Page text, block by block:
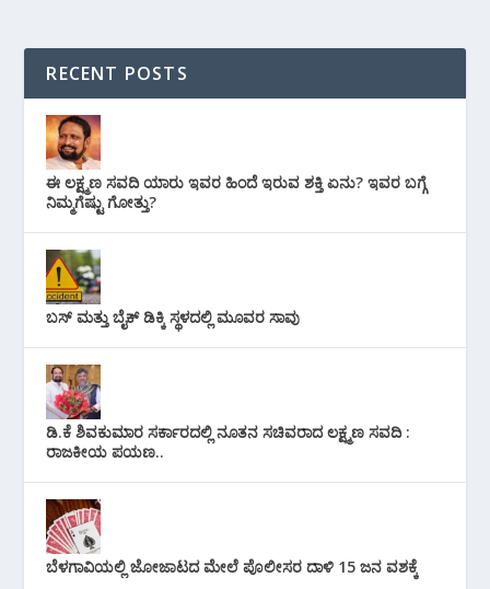
RECENT POSTS
ಈ ಲಕ್ಷ್ಮಣ ಸವದಿ ಯಾರು ಇವರ ಹಿಂದೆ ಇರುವ ಶಕ್ತಿ ಏನು? ಇವರ ಬಗ್ಗೆ
ನಿಮ್ಮಗೆಷ್ಟು ಗೋತ್ತು?
ಬಸ್ ಮತ್ತು ಬೈಕ್ ಡಿಕ್ಕಿ ಸ್ಥಳದಲ್ಲಿ ಮೂವರ ಸಾವು
ಡಿ.ಕೆ ಶಿವಕುಮಾರ ಸರ್ಕಾರದಲ್ಲಿ ನೂತನ ಸಚಿವರಾದ ಲಕ್ಷ್ಮಣ ಸವದಿ :
ರಾಜಕೀಯ ಪಯಣ..
ಬೆಳಗಾವಿಯಲ್ಲಿ ಜೋಜಾಟದ ಮೇಲೆ ಪೊಲೀಸರ ದಾಳಿ 15 ಜನ ವಶಕ್ಕೆ